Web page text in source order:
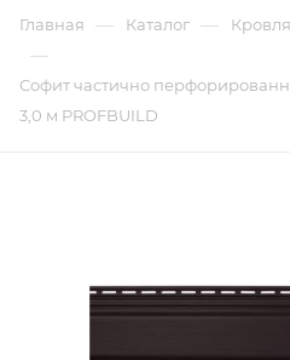
Главная — Каталог —
—
Софит частично
3,0 м PROFBUILD